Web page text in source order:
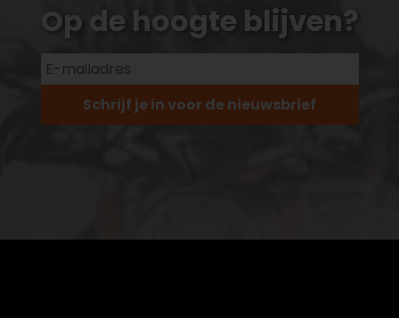
Op de hoogte blijven?
Schrijf je in voor de nieuwsbrief